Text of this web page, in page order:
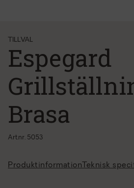
TILLVAL
Espegard
Brasa
Art.nr. 5053
Produktinformation Teknisk